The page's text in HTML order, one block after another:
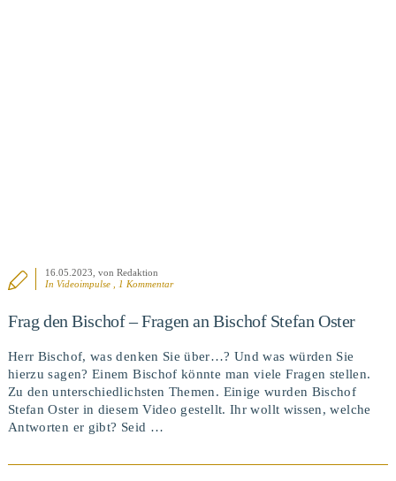
16.05.2023, von Redaktion
InVideoimpulse , 1 Kommentar
Frag den Bischof – Fragen an Bischof Stefan Oster
Herr Bischof, was denken Sie über…? Und was würden Sie
hierzu sagen? Einem Bischof könnte man viele Fragen stellen.
Zu den unterschiedlichsten Themen. Einige wurden Bischof
Stefan Oster in diesem Video gestellt. Ihr wollt wissen, welche
Antworten er gibt? Seid …